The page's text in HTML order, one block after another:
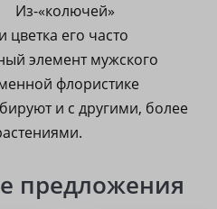
Из-«колючей»
цветка его часто
элемент мужского
флористике
и с другими, более
предложения